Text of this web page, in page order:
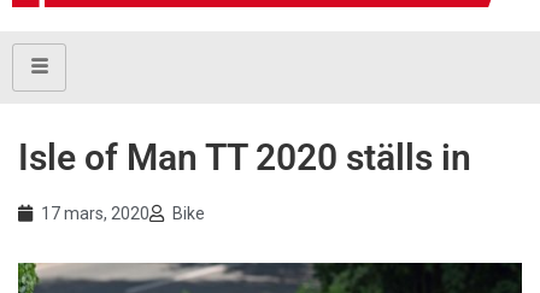
Isle of Man TT 2020 ställs in
17 mars, 2020 Bike